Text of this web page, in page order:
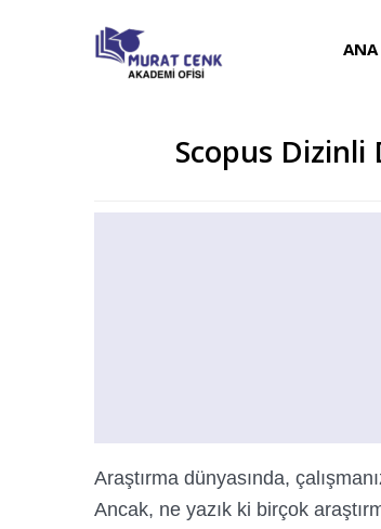
ANA
Scopus Dizinli
Araştırma dünyasında,
Ancak, ne yazık ki birçok